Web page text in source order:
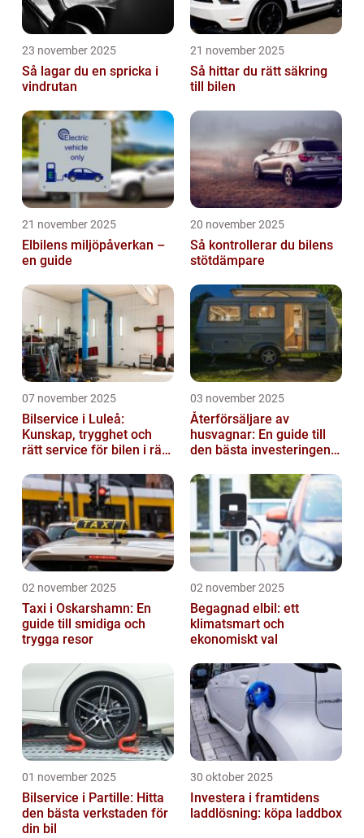
23 november 2025
Så lagar du en spricka i
vindrutan
21 november 2025
Så hittar du rätt säkring
till bilen
21 november 2025
Elbilens miljöpåverkan –
en guide
20 november 2025
Så kontrollerar du bilens
stötdämpare
07 november 2025
Bilservice i Luleå:
Kunskap, trygghet och
rätt service för bilen i rätt
03 november 2025
Återförsäljare av
husvagnar: En guide till
den bästa investeringen
02 november 2025
Taxi i Oskarshamn: En
guide till smidiga och
trygga resor
02 november 2025
Begagnad elbil: ett
klimatsmart och
ekonomiskt val
01 november 2025
Bilservice i Partille: Hitta
den bästa verkstaden för
din bil
30 oktober 2025
Investera i framtidens
laddlösning: köpa laddbox